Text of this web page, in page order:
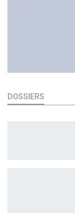
DOSSIERS